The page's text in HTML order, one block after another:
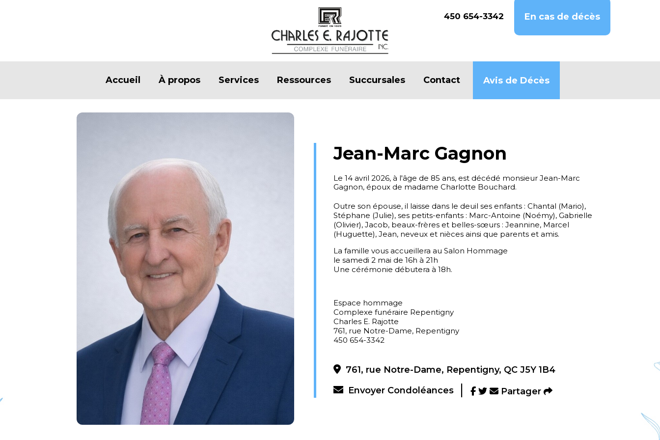
450 654-3342 En cas de décès
Accueil À propos Services Ressources Succursales Contact Avis de Décès
Jean-Marc Gagnon
Le 14 avril 2026, à l'âge de 85 ans, est décédé monsieur Jean-Marc
Gagnon, époux de madame Charlotte Bouchard.
Outre son épouse, il laisse dans le deuil ses enfants : Chantal (Mario),
Stéphane (Julie), ses petits-enfants : Marc-Antoine (Noémy), Gabrielle
(Olivier), Jacob, beaux-frères et belles-sœurs : Jeannine, Marcel
(Huguette), Jean, neveux et nièces ainsi que parents et amis.
La famille vous accueillera au Salon Hommage
le samedi 2 mai de 16h à 21h
Une cérémonie débutera à 18h.
Espace hommage
Complexe funéraire Repentigny
Charles E. Rajotte
761, rue Notre-Dame, Repentigny
450 654-3342
761, rue Notre-Dame, Repentigny, QC J5Y 1B4
Envoyer Condoléances
Partager